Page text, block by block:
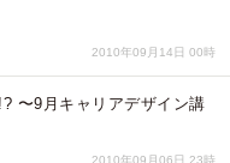
2010年09月14日 00時
〜9月キャリアデザイン講